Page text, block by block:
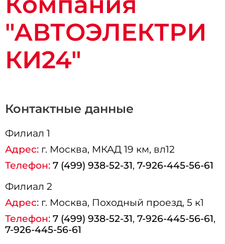
"АВТОЭЛЕКТРИ
КИ24"
Контактные данные
Филиал 1
Адрес: г. Москва, МКАД 19 км, вл12
Телефон: 7 (499) 938-52-31,7-926-445-56-61
Филиал 2
Адрес: г. Москва, Походный проезд, 5 к1
Телефон: 7 (499) 938-52-31,7-926-445-56-61,
7-926-445-56-61